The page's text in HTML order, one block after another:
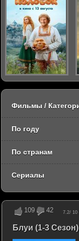
109 42 7.2/ 10
Блуи (1-3 Сезон)
Фильмы /
По году
По странам
Сериалы